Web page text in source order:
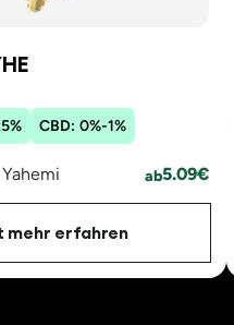
% CBD: 0%-1%
ab5.09€
mehr erfahren